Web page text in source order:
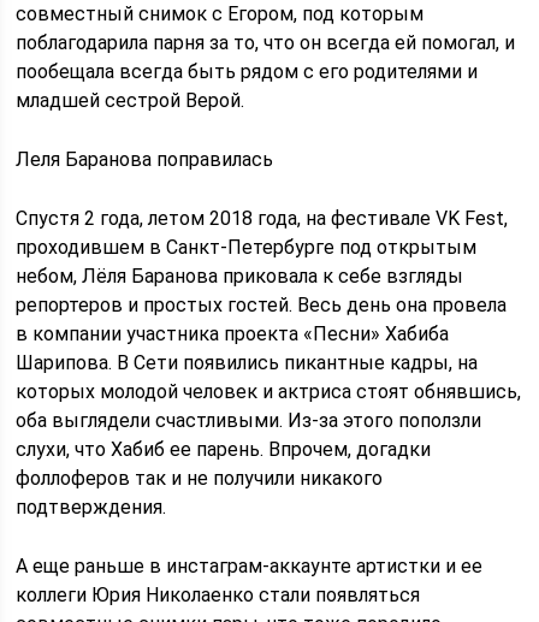
совместный снимок с Егором, под которым
поблагодарила парня за то, что он всегда ей помогал, и
пообещала всегда быть рядом с его родителями и
младшей сестрой Верой.
Леля Баранова поправилась
Спустя 2 года, летом 2018 года, на фестивале VK Fest,
проходившем в Санкт-Петербурге под открытым
небом, Лёля Баранова приковала к себе взгляды
репортеров и простых гостей. Весь день она провела
в компании участника проекта «Песни» Хабиба
Шарипова. В Сети появились пикантные кадры, на
которых молодой человек и актриса стоят обнявшись,
оба выглядели счастливыми. Из-за этого поползли
слухи, что Хабиб ее парень. Впрочем, догадки
фоллоферов так и не получили никакого
подтверждения.
А еще раньше в инстаграм-аккаунте артистки и ее
коллеги Юрия Николаенко стали появляться